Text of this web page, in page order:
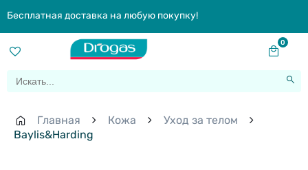
Бесплатная доставка на любую покупку!
0
Главная Кожа
Уход за телом
Baylis&Harding